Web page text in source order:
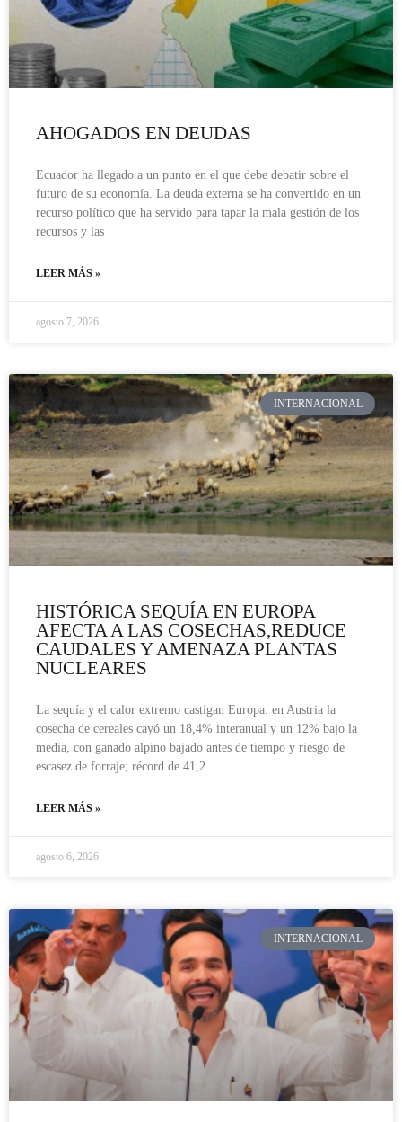
AHOGADOS EN DEUDAS
Ecuador ha llegado a un punto en el que debe debatir sobre el
futuro de su economía. La deuda externa se ha convertido en un
recurso político que ha servido para tapar la mala gestión de los
recursos y las
LEER MÁS »
agosto 7, 2026
INTERNACIONAL
HISTÓRICA SEQUÍA EN EUROPA
AFECTA A LAS COSECHAS,REDUCE
CAUDALES Y AMENAZA PLANTAS
NUCLEARES
La sequía y el calor extremo castigan Europa: en Austria la
cosecha de cereales cayó un 18,4% interanual y un 12% bajo la
media, con ganado alpino bajado antes de tiempo y riesgo de
escasez de forraje; récord de 41,2
LEER MÁS »
agosto 6, 2026
INTERNACIONAL